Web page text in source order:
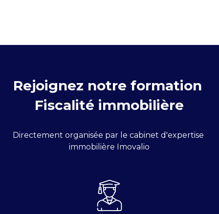
Rejoignez notre formation
Fiscalité immobilière
Directement organisée par le cabinet d'expertise
immobilière Imovalio